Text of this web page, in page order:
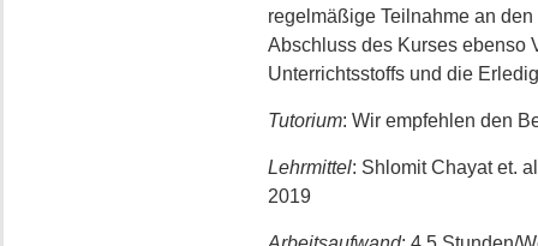
regelmäßige Teilnahme an
Abschluss des Kurses ebenso
Unterrichtsstoffs und die
Tutorium: Wir empfehlen den
Lehrmittel: Shlomit Chayat et.
2019